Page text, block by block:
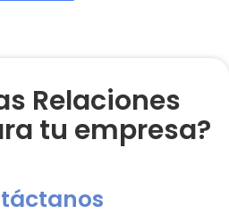
Relaciones
tu empresa?